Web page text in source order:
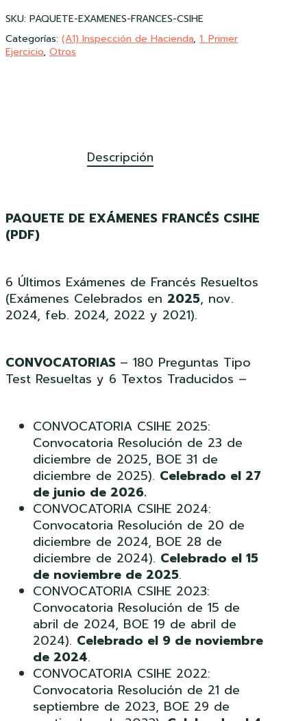
SKU: PAQUETE-EXAMENES-FRANCES-CSIHE
Categorías: (A1) Inspección de Hacienda, 1. Primer
Ejercicio, Otros
Descripción
PAQUETE DE EXÁMENES FRANCÉS CSIHE
(PDF)
6 Últimos Exámenes de Francés Resueltos
(Exámenes Celebrados en 2025, nov.
2024, feb. 2024, 2022 y 2021).
CONVOCATORIAS – 180 Preguntas Tipo
Test Resueltas y 6 Textos Traducidos –
CONVOCATORIA CSIHE 2025:
Convocatoria Resolución de 23 de
diciembre de 2025, BOE 31 de
diciembre de 2025). Celebrado el 27
de junio de 2026.
CONVOCATORIA CSIHE 2024:
Convocatoria Resolución de 20 de
diciembre de 2024, BOE 28 de
diciembre de 2024). Celebrado el 15
de noviembre de 2025.
CONVOCATORIA CSIHE 2023:
Convocatoria Resolución de 15 de
abril de 2024, BOE 19 de abril de
2024). Celebrado el 9 de noviembre
de 2024.
CONVOCATORIA CSIHE 2022:
Convocatoria Resolución de 21 de
septiembre de 2023, BOE 29 de